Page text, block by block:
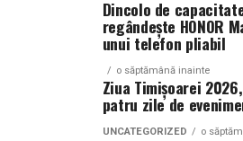
dintre toate componentele
conținut, promovare și analiză de
aceste elemente sunt integrate
mai stabile și mai predictibile.
Pe termen lung, beneficiile sunt
vibrant, contemporan și ușor de
Tropic Thunder– vacanța într-
Dincolo de
regândește HONOR
unui telefon pliabil
o săptămână inainte
Ziua Timișoarei
patru zile de
UNCATEGORIZED o